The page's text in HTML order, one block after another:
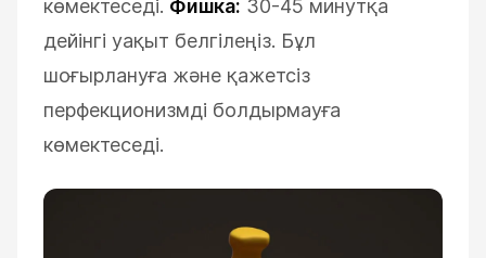
көмектеседі. Фишка: 30-45 минутқа
дейінгі уақыт белгілеңіз. Бұл
шоғырлануға және қажетсіз
перфекционизмді болдырмауға
көмектеседі.